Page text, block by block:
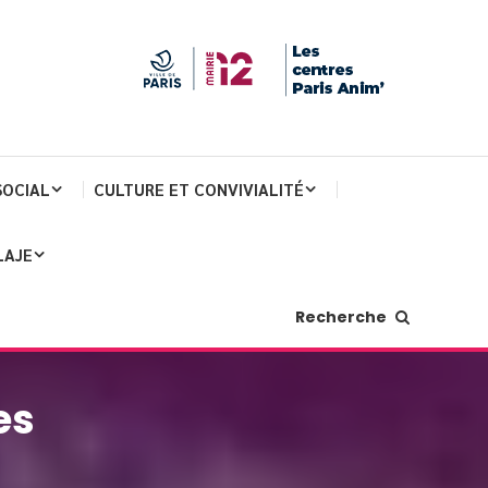
CULTURE ET CONVIVIALITÉ
Recherche